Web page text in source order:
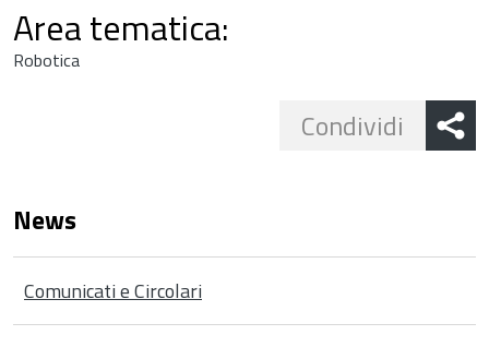
Area tematica:
Robotica
Condividi
News
Comunicati e Circolari